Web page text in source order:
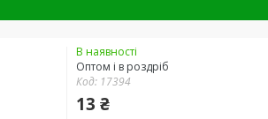
В наявності
Оптом і в роздріб
Код: 17394
13 ₴